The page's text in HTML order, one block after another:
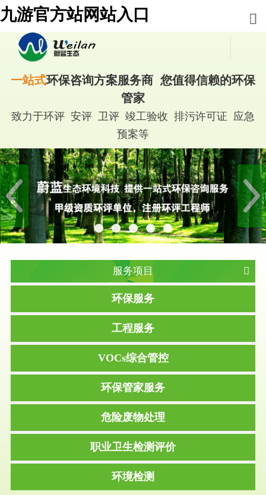
九游官方站网站入口
一站式环保咨询方案服务商 您值得信赖的环保
管家
致力于环评 安评 卫评 竣工验收 排污许可证 应急
预案等
服务项目
环保服务
工程服务
VOCs综合管控
环保管家服务
危险废物处理
职业卫生检测评价
环境检测